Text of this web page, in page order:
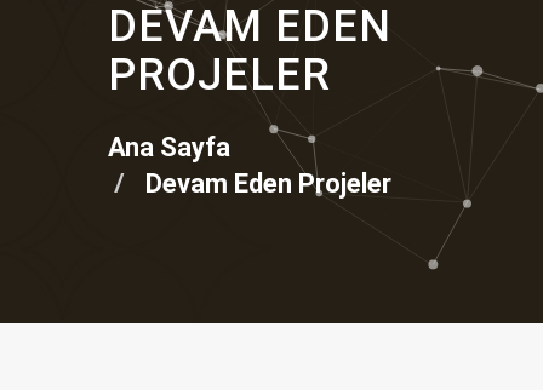
DEVAM EDEN
PROJELER
Ana Sayfa
Devam Eden Projeler